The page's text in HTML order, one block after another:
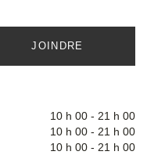
JOINDRE
10 h 00 - 21 h 00
10 h 00 - 21 h 00
10 h 00 - 21 h 00